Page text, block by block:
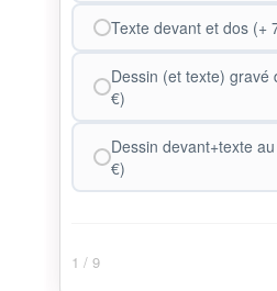
Texte devant et dos (+
Dessin (et texte) gravé
€)
Dessin devant+texte
€)
1 / 9